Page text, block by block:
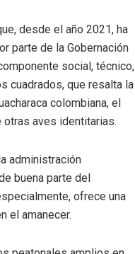
desde el año 2021, ha
parte de la Gobernación
social, técnico,
cuadrados, que resalta la
colombiana, el
otras aves identitarias.
administración
buena parte del
ofrece una
el amanecer.